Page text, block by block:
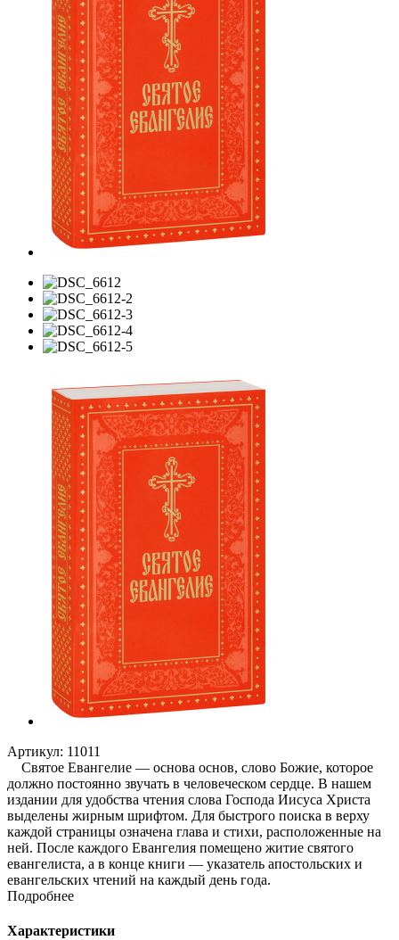
Артикул: 11011
Святое Евангелие — основа основ, слово Божие, которое
должно постоянно звучать в человеческом сердце. В нашем
издании для удобства чтения слова Господа Иисуса Христа
выделены жирным шрифтом. Для быстрого поиска в верху
каждой страницы означена глава и стихи, расположенные на
ней. После каждого Евангелия помещено житие святого
евангелиста, а в конце книги — указатель апостольских и
евангельских чтений на каждый день года.
Подробнее
Характеристики